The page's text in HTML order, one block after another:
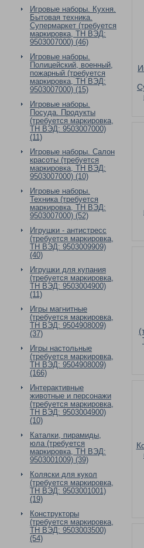
Игровые наборы. Кухня.
Бытовая техника.
Супермаркет (требуется
маркировка, ТН ВЭД:
9503007000) (46)
Игровые наборы.
Полицейский, военный,
пожарный (требуется
маркировка, ТН ВЭД:
9503007000) (15)
Игровые наборы.
Посуда. Продукты
(требуется маркировка,
ТН ВЭД: 9503007000)
(11)
Игровые наборы. Салон
красоты (требуется
маркировка, ТН ВЭД:
9503007000) (10)
Игровые наборы.
Техника (требуется
маркировка, ТН ВЭД:
9503007000) (52)
Игрушки - антистресс
(требуется маркировка,
ТН ВЭД: 9503009909)
(40)
Игрушки для купания
(требуется маркировка,
ТН ВЭД: 9503004900)
(11)
Игры магнитные
(требуется маркировка,
ТН ВЭД: 9504908009)
(37)
Игры настольные
(требуется маркировка,
ТН ВЭД: 9504908009)
(166)
Интерактивные
животные и персонажи
(требуется маркировка,
ТН ВЭД: 9503004900)
(10)
Каталки, пирамиды,
юла (требуется
маркировка, ТН ВЭД:
9503001009) (39)
Коляски для кукол
(требуется маркировка,
ТН ВЭД: 9503001001)
(19)
Конструкторы
(требуется маркировка,
ТН ВЭД: 9503003500)
(54)